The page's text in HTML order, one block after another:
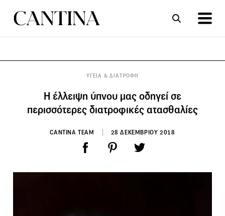
ΥΓΕΙΑ & ΔΙΑΤΡΟΦΗ
Η έλλειψη ύπνου μας οδηγεί σε
περισσότερες διατροφικές ατασθαλίες
CANTINA TEAM 28 ΔΕΚΕΜΒΡΙΟΥ 2018